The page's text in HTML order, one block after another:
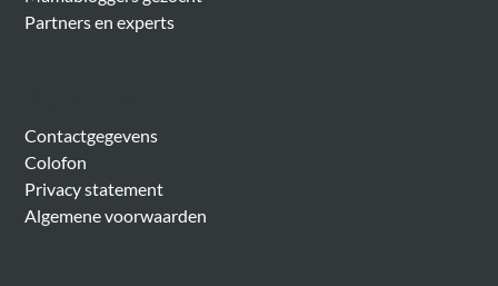
Partners en experts
Contactgegevens
Colofon
Privacy statement
Algemene voorwaarden